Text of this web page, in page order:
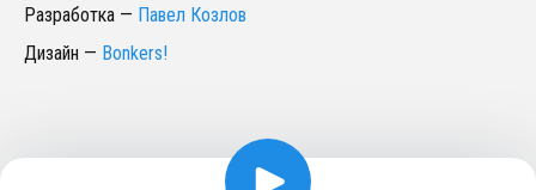
Разработка — Павел Козлов
Дизайн — Bonkers!